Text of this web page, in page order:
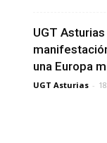
UGT
una Europa
UGT Asturias -